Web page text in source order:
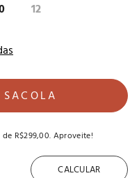
12
R$299,00. Aproveite!
CALCULAR